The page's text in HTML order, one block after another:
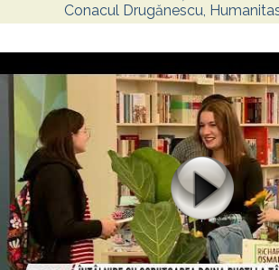
Conacul Drugănescu,